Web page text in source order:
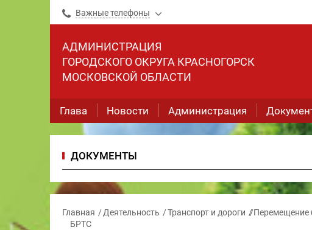
Важные телефоны
АДМИНИСТРАЦИЯ
ГОРОДСКОГО ОКРУГА КРАСНОГОРСК
МОСКОВСКОЙ ОБЛАСТИ
Глава Новости Администрация
ДОКУМЕНТЫ
Главная Деятельность Транспорт и дороги
Перемещение
БРТС